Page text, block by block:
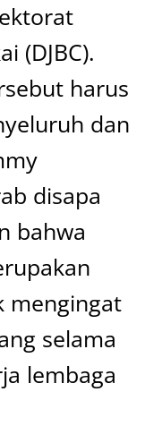
(DJBC).
harus
dan
disapa
bahwa
mengingat
selama
lembaga